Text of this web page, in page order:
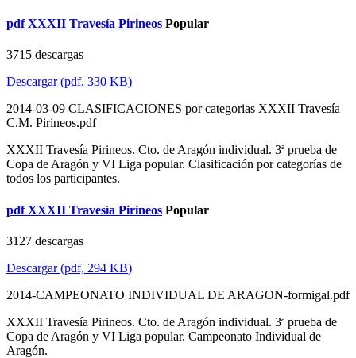
pdf XXXII Travesía Pirineos Popular
3715 descargas
Descargar(pdf, 330 KB)
2014-03-09 CLASIFICACIONES por categorias XXXII Travesía
C.M. Pirineos.pdf
XXXII Travesía Pirineos. Cto. de Aragón individual. 3ª prueba de
Copa de Aragón y VI Liga popular. Clasificación por categorías de
todos los participantes.
pdf XXXII Travesía Pirineos Popular
3127 descargas
Descargar(pdf, 294 KB)
2014-CAMPEONATO INDIVIDUAL DE ARAGON-formigal.pdf
XXXII Travesía Pirineos. Cto. de Aragón individual. 3ª prueba de
Copa de Aragón y VI Liga popular. Campeonato Individual de
Aragón.